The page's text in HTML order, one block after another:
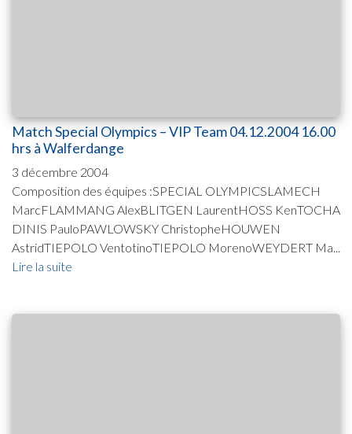
Match Special Olympics – VIP Team 04.12.2004 16.00
hrs à Walferdange
3 décembre 2004
Composition des équipes :SPECIAL OLYMPICSLAMECH
MarcFLAMMANG AlexBLITGEN LaurentHOSS KenTOCHA
DINIS PauloPAWLOWSKY ChristopheHOUWEN
AstridTIEPOLO VentotinoTIEPOLO MorenoWEYDERT Ma...
Lire la suite